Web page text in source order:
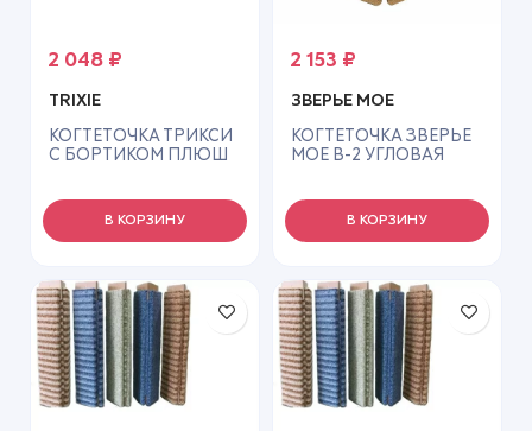
2 048 ₽
TRIXIE
КОГТЕТОЧКА ТРИКСИ
С БОРТИКОМ ПЛЮШ
В КОРЗИНУ
2 153 ₽
ЗВЕРЬЕ МОЕ
КОГТЕТОЧКА ЗВЕРЬЕ
МОЕ В-2 УГЛОВАЯ
В КОРЗИНУ